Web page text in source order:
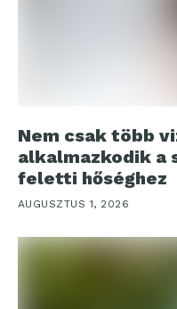
Nem csak több
alkalmazkodik a
feletti hőséghez
AUGUSZTUS 1, 2026